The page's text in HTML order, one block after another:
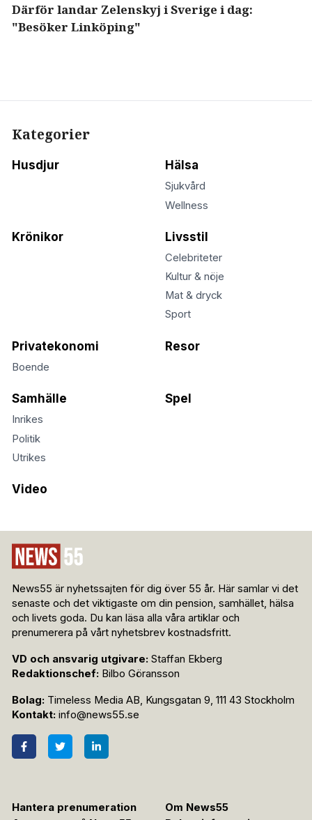
Därför landar Zelenskyj i Sverige i dag:
"Besöker Linköping"
Kategorier
Husdjur Hälsa
Sjukvård
Wellness
Krönikor Livsstil
Celebriteter
Kultur & nöje
Mat & dryck
Sport
Privatekonomi
Boende
Resor
Samhälle
Inrikes
Politik
Utrikes
Spel
Video
News55 är nyhetssajten för dig över 55 år. Här samlar vi det
senaste och det viktigaste om din pension, samhället, hälsa
och livets goda. Du kan läsa alla våra artiklar och
prenumerera på vårt nyhetsbrev kostnadsfritt.
VD och ansvarig utgivare: Staffan Ekberg
Redaktionschef: Bilbo Göransson
Bolag: Timeless Media AB, Kungsgatan 9, 111 43 Stockholm
Kontakt: info@news55.se
Hantera prenumeration
Om News55